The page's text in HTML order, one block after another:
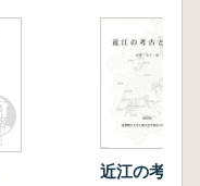
近江の考古